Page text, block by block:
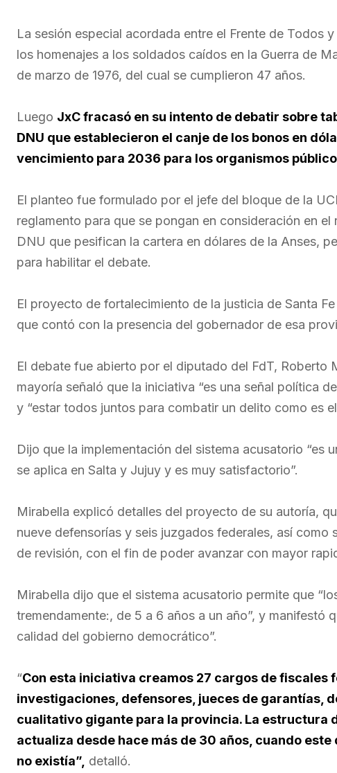
La sesión especial acordada entre el Frente de Todos
los homenajes a los soldados caídos en la Guerra de
de marzo de 1976, del cual se cumplieron 47 años.
Luego JxC fracasó en su intento de debatir sobre
DNU que establecieron el canje de los bonos en
vencimiento para 2036 para los organismos
El planteo fue formulado por el jefe del bloque de la
reglamento para que se pongan en consideración en
DNU que pesifican la cartera en dólares de la Anses,
para habilitar el debate.
El proyecto de fortalecimiento de la justicia de Santa
que contó con la presencia del gobernador de esa
El debate fue abierto por el diputado del FdT, Roberto
mayoría señaló que la iniciativa “es una señal política
y “estar todos juntos para combatir un delito como es
Dijo que la implementación del sistema acusatorio “es
se aplica en Salta y Jujuy y es muy satisfactorio”.
Mirabella explicó detalles del proyecto de su autoría,
nueve defensorías y seis juzgados federales, así
de revisión, con el fin de poder avanzar con mayor
Mirabella dijo que el sistema acusatorio permite que
tremendamente:, de 5 a 6 años a un año”, y manifestó
calidad del gobierno democrático”.
“Con esta iniciativa creamos 27 cargos de fiscales
investigaciones, defensores, jueces de garantías,
cualitativo gigante para la provincia. La estructura
actualiza desde hace más de 30 años, cuando
no existía”, detalló.